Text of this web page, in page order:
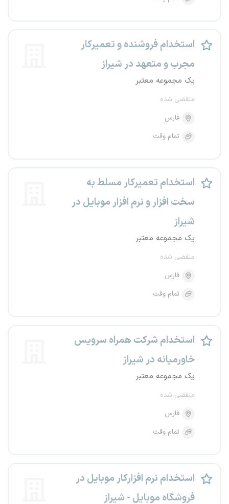
استخدام فروشنده و تعمیرکار
مجرب و متعهد در شیراز
یک مجموعه معتبر
منقضی شده
فارس
تمام وقت
استخدام تعمیرکار مسلط به
سخت افزار و نرم افزار موبایل در
شیراز
یک مجموعه معتبر
منقضی شده
فارس
تمام وقت
استخدام شرکت همراه سرویس
خاورمیانه در شیراز
یک مجموعه معتبر
منقضی شده
فارس
تمام وقت
استخدام نرم افزارکار موبایل در
فروشگاه موبایل - شیراز